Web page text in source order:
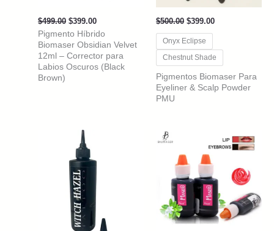
$499.00 Original
was:
$499.00.
$399.00Current
is:
$399.00.
Pigmento Híbrido
Biomaser Obsidian Velvet
12ml – Corrector para
Labios Oscuros (Black
Brown)
$500.00 Original
was:
$500.00.
$399.00Current
$399.00.
Onyx Eclipse
Chestnut Shade
Pigmentos Biomaser Para
Eyeliner & Scalp Powder
PMU